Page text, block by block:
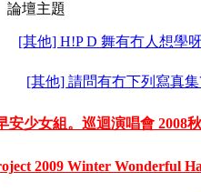
論壇主題
[其他] H!P D 舞有冇人想學
[其他] 請問有冇下列寫真集
安少女組。巡迴演唱會 2008
2009 Winter Wonderful